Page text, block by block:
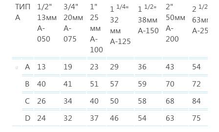
ТИП
A
1/2"
13мм
A-
050
3/4"
20мм
A-
075
1"
25
мм
A-
100
1 1/4"
32
мм
А-125
1 1/2"
38мм
А-150
2"
50мм
A-
200
2 1/2
63мм
А-250
A 13 19 23 29 36 43
54
B
40 41 51 57 59 70
72
C
26 34 40 50 58 68
84
D
24 32 37 46 54 63 75